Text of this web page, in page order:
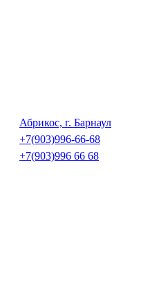
Абрикос, г. Барнаул
+7(903)996-66-68
+7(903)996 66 68